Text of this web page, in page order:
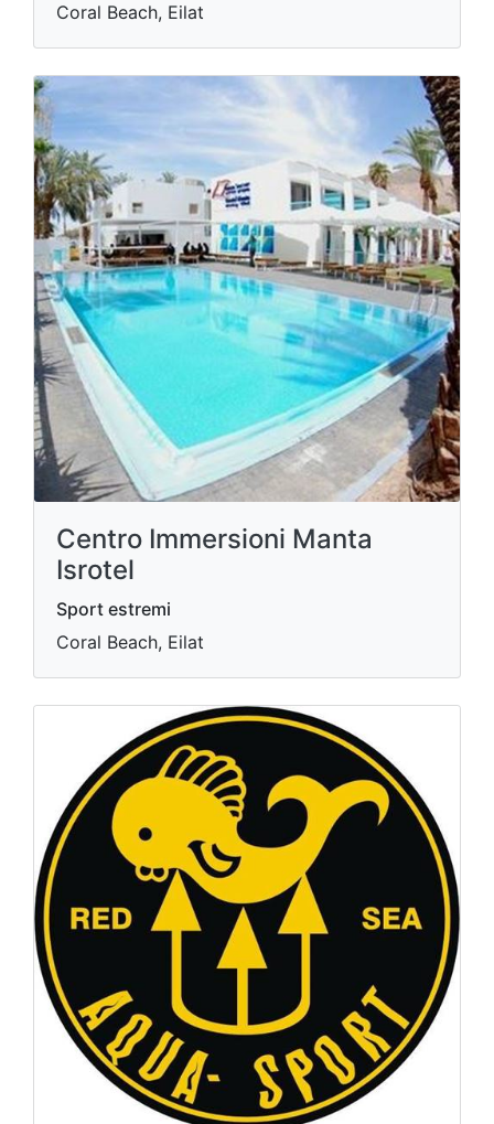
Coral Beach, Eilat
Centro Immersioni Manta
Isrotel
Sport estremi
Coral Beach, Eilat